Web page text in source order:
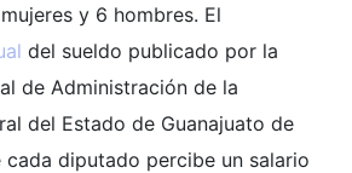
y 6 hombres. El
del sueldo publicado por la
de Administración de la
del Estado de Guanajuato de
cada diputado percibe un salario